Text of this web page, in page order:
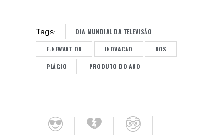
Tags: DIA MUNDIAL DA TELEVISÃO
E-NEWVATION INOVACAO NOS
PLÁGIO PRODUTO DO ANO